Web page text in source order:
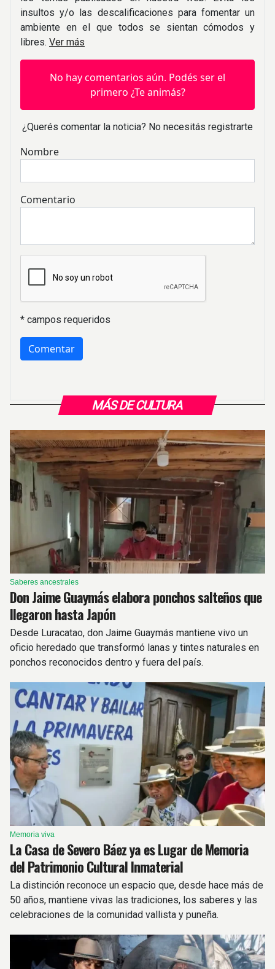
MÁS DE CULTURA
Saberes ancestrales
Don Jaime Guaymás elabora ponchos salteños que
llegaron hasta Japón
Desde Luracatao, don Jaime Guaymás mantiene vivo un
oficio heredado que transformó lanas y tintes naturales en
ponchos reconocidos dentro y fuera del país.
Memoria viva
La Casa de Severo Báez ya es Lugar de Memoria
del Patrimonio Cultural Inmaterial
La distinción reconoce un espacio que, desde hace más de
50 años, mantiene vivas las tradiciones, los saberes y las
celebraciones de la comunidad vallista y puneña.
insultos y/o las descalificaciones para fomentar un
ambiente en el que todos se sientan cómodos y
libres. Ver más
No hay comentarios aún. Podés ser el
primero ¿Te animás?
¿Querés comentar la noticia? No necesitás registrarte
Nombre
Comentario
* campos requeridos